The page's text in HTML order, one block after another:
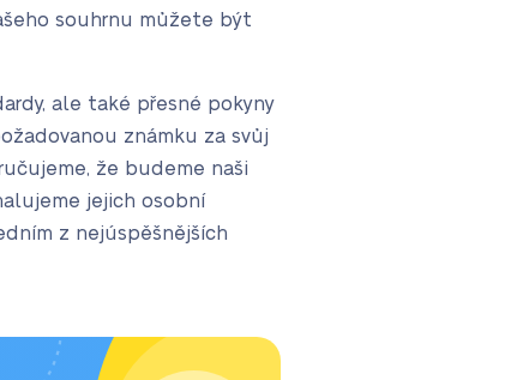
souhrnu můžete být
ale také přesné pokyny
známku za svůj
že budeme naši
jejich osobní
z nejúspěšnějších